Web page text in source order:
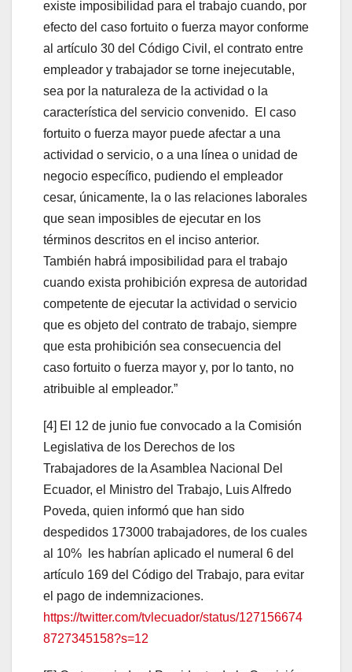
existe imposibilidad para el trabajo cuando, por
efecto del caso fortuito o fuerza mayor conforme
al artículo 30 del Código Civil, el contrato entre
empleador y trabajador se torne inejecutable,
sea por la naturaleza de la actividad o la
característica del servicio convenido. El caso
fortuito o fuerza mayor puede afectar a una
actividad o servicio, o a una línea o unidad de
negocio específico, pudiendo el empleador
cesar, únicamente, la o las relaciones laborales
que sean imposibles de ejecutar en los
términos descritos en el inciso anterior.
También habrá imposibilidad para el trabajo
cuando exista prohibición expresa de autoridad
competente de ejecutar la actividad o servicio
que es objeto del contrato de trabajo, siempre
que esta prohibición sea consecuencia del
caso fortuito o fuerza mayor y, por lo tanto, no
atribuible al empleador.”
[4] El 12 de junio fue convocado a la Comisión
Legislativa de los Derechos de los
Trabajadores de la Asamblea Nacional Del
Ecuador, el Ministro del Trabajo, Luis Alfredo
Poveda, quien informó que han sido
despedidos 173000 trabajadores, de los cuales
al 10% les habrían aplicado el numeral 6 del
artículo 169 del Código del Trabajo, para evitar
el pago de indemnizaciones.
https://twitter.com/tvlecuador/status/127156674
8727345158?s=12